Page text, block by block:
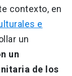
contexto, en
e
un
un
de los